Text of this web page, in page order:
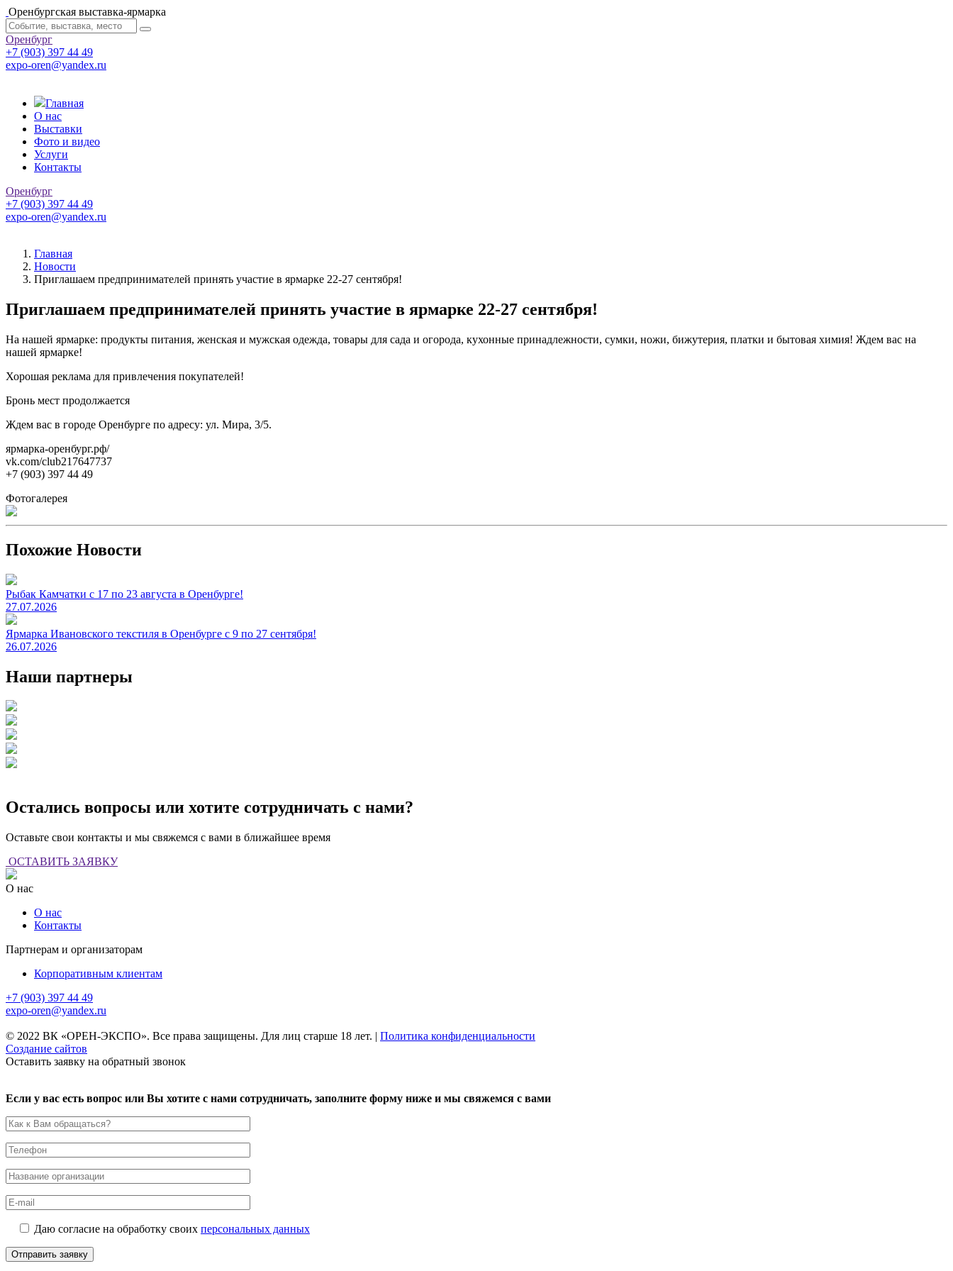
Оренбургская выставка-ярмарка
Оренбург
+7 (903) 397 44 49
expo-oren@yandex.ru
Главная
О нас
Выставки
Фото и видео
Услуги
Контакты
Оренбург
+7 (903) 397 44 49
expo-oren@yandex.ru
Главная
Новости
Приглашаем предпринимателей принять участие в ярмарке 22-27 сентября!
Приглашаем предпринимателей принять участие в ярмарке 22-27 сентября!
На нашей ярмарке: продукты питания, женская и мужская одежда, товары для сада и огорода, кухонные принадлежности, сумки, ножи, бижутерия, платки и бытовая химия! Ждем вас на
нашей ярмарке!
Хорошая реклама для привлечения покупателей!
Бронь мест продолжается
Ждем вас в городе Оренбурге по адресу: ул. Мира, 3/5.
ярмарка-оренбург.рф/
vk.com/club217647737
+7 (903) 397 44 49
Фотогалерея
Похожие Новости
Рыбак Камчатки с 17 по 23 августа в Оренбурге!
27.07.2026
Ярмарка Ивановского текстиля в Оренбурге с 9 по 27 сентября!
26.07.2026
Наши партнеры
Остались вопросы или хотите сотрудничать с нами?
Оставьте свои контакты и мы свяжемся с вами в ближайшее время
ОСТАВИТЬ ЗАЯВКУ
О нас
О нас
Контакты
Партнерам и организаторам
Корпоративным клиентам
+7 (903) 397 44 49
expo-oren@yandex.ru
© 2022 ВК «ОРЕН-ЭКСПО». Все права защищены. Для лиц старше 18 лет. | Политика конфиденциальности
Создание сайтов
Оставить заявку на обратный звонок
Если у вас есть вопрос или Вы хотите с нами сотрудничать, заполните форму ниже и мы свяжемся с вами
Даю согласие на обработку своих персональных данных